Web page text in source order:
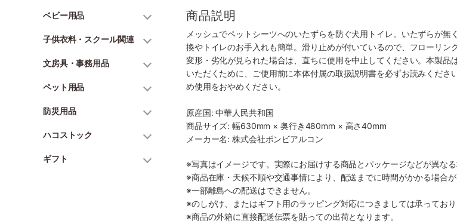
ベビー用品
子供衣料・スクール関連
文房具・事務用品
ペット用品
防災用品
ハコストック
ギフト
商品説明
メッシュでペットシーツへのいたずらを防ぐ犬用トイレ。いたずらが
換やトイレのお手入れも簡単。滑り止めが付いているので、フローリ
変形・劣化が見られた場合は、直ちに使用を中止してください。本製
いただくために、ご使用前に本体付属の取扱説明書を必ずお読みくだ
め使用をおやめください。
原産国: 中華人民共和国
商品サイズ: 幅630mm × 奥行き480mm × 高さ40mm
メーカー名: 株式会社ボンビアルコン
※写真はイメージです。実際にお届けする商品とパッケージなどが異なる
※商品在庫・天候不順や交通事情により、配送までに時間がかかる場合が
※一部離島への配送はできません。
※のしがけ、またはギフト用のラッピング対応につきましては承っており
※商品の外箱に直接配送伝票を貼っての出荷となります。